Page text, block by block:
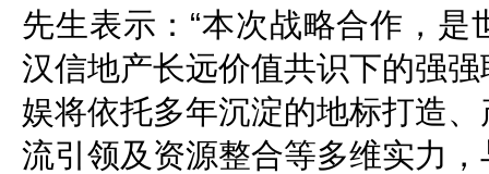
先生表示：“本次战略合作，
汉信地产长远价值共识下的强
娱将依托多年沉淀的地标打造
流引领及资源整合等多维实力